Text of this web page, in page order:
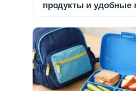
продукты и удобные